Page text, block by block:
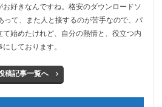
好きなんですね。格安のダウンロードソ
って、また人と接するのが苦手なので、パ
始めたけれど、自分の熱情と、役立つ内
しております。
稿記事一覧へ